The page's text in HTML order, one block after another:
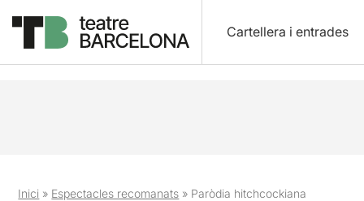
Cartellera i entrades
Inici » Espectacles recomanats » Paròdia hitchcockiana